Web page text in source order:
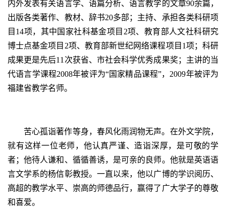
内外发表有关语言学、语篇分析、语言教学的文章90余篇，
出版各类著作、教材、辞书20多部；主持、承担各类科研项
目14项，其中国家社科基金项目2项、教育部人文社科研究
博士点基金项目2项、教育部新世纪网络课程项目1项；科研
成果更是先后11次获省、市社会科学优秀成果奖；主讲的当
代语言学课程2008年被评为“国家精品课程”，2009年被评为
福建省教学名师。
苦心孤诣著作等身，春风化雨润物无声。在外文学院，
就有这样一位老师，他认真严谨、造诣深厚，是可敬的学
者；他待人谦和、循循善诱，是可亲的良师。他就是英语语
言文学系的杨信彰教授。一直以来，他以广博的学识阅历、
高超的教学水平、崇高的师德品行，赢得了广大学子的尊敬
和喜爱。